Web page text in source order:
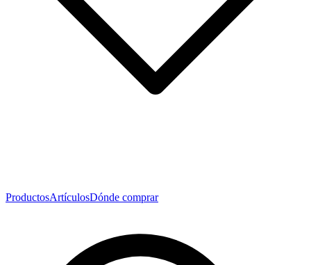
ProductosArtículosDónde comprar